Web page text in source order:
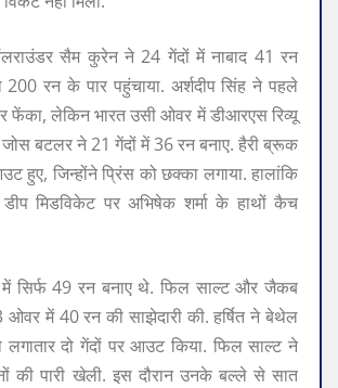
सैम कुरेन ने 24 गेंदों में नाबाद 41 रन
रन के पार पहुंचाया. अर्शदीप सिंह ने पहले
लेकिन भारत उसी ओवर में डीआरएस रिव्यू
बटलर ने 21 गेंदों में 36 रन बनाए. हैरी ब्रूक
हुए, जिन्होंने प्रिंस को छक्का लगाया. हालांकि
मिडविकेट पर अभिषेक शर्मा के हाथों कैच
में सिर्फ 49 रन बनाए थे. फिल साल्ट और जैकब
में 40 रन की साझेदारी की. हर्षित ने बेथेल
दो गेंदों पर आउट किया. फिल साल्ट ने
की पारी खेली. इस दौरान उनके बल्ले से सात